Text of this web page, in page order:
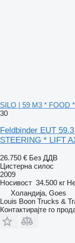
SILO | 59 M3 * FOOD
30
Feldbinder EUT
STEERING * LIFT
26.750 € Без ДДВ
Цистерна силос
2009
Носивост 34.500 кг
Холандија, Goes
Louis Boon Trucks &
Контактирајте го